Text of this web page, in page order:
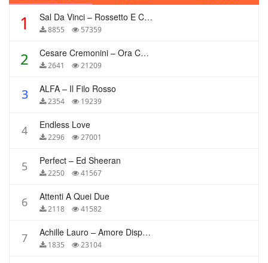
1 Sal Da Vinci – Rossetto E Caffè
8855 57359
2 Cesare Cremonini – Ora Che Non Ho Più Te
2641 21209
3 ALFA – Il Filo Rosso
2354 19239
4 Endless Love
2296 27001
5 Perfect – Ed Sheeran
2250 41567
6 Attenti A Quei Due
2118 41582
7 Achille Lauro – Amore Disperato
1835 23104